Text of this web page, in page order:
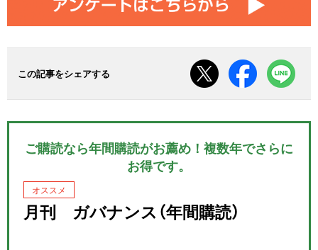
この記事をシェアする
ご購読なら年間購読がお薦め！複数年でさらに
お得です。
オススメ
月刊 ガバナンス（年間購読）